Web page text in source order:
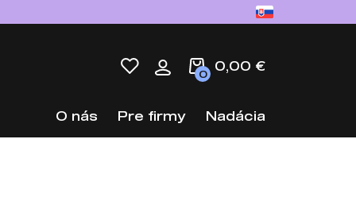
0
0,00 €
O nás Pre firmy Nadácia